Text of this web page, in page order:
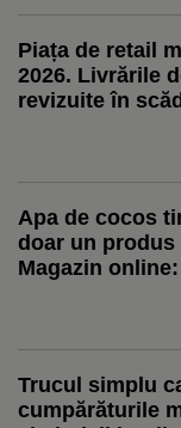
Piața de retail
2026. Livrările
revizuite în
Apa de cocos
doar un produs
Magazin
artizanale
Trucul simplu
cumpărăturile